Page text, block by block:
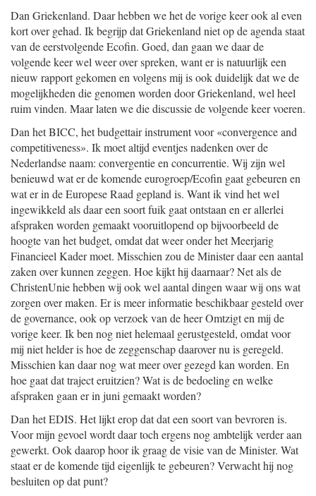
Dan Griekenland. Daar hebben we het de vorige keer ook al even
kort over gehad. Ik begrijp dat Griekenland niet op de agenda staat
van de eerstvolgende Ecofin. Goed, dan gaan we daar de
volgende keer wel weer over spreken, want er is natuurlijk een
nieuw rapport gekomen en volgens mij is ook duidelijk dat we de
mogelijkheden die genomen worden door Griekenland, wel heel
ruim vinden. Maar laten we die discussie de volgende keer voeren.
Dan het BICC, het budgettair instrument voor «convergence and
competitiveness». Ik moet altijd eventjes nadenken over de
Nederlandse naam: convergentie en concurrentie. Wij zijn wel
benieuwd wat er de komende eurogroep/Ecofin gaat gebeuren en
wat er in de Europese Raad gepland is. Want ik vind het wel
ingewikkeld als daar een soort fuik gaat ontstaan en er allerlei
afspraken worden gemaakt vooruitlopend op bijvoorbeeld de
hoogte van het budget, omdat dat weer onder het Meerjarig
Financieel Kader moet. Misschien zou de Minister daar een aantal
zaken over kunnen zeggen. Hoe kijkt hij daarnaar? Net als de
ChristenUnie hebben wij ook wel aantal dingen waar wij ons wat
zorgen over maken. Er is meer informatie beschikbaar gesteld over
de governance, ook op verzoek van de heer Omtzigt en mij de
vorige keer. Ik ben nog niet helemaal gerustgesteld, omdat voor
mij niet helder is hoe de zeggenschap daarover nu is geregeld.
Misschien kan daar nog wat meer over gezegd kan worden. En
hoe gaat dat traject eruitzien? Wat is de bedoeling en welke
afspraken gaan er in juni gemaakt worden?
Dan het EDIS. Het lijkt erop dat dat een soort van bevroren is.
Voor mijn gevoel wordt daar toch ergens nog ambtelijk verder aan
gewerkt. Ook daarop hoor ik graag de visie van de Minister. Wat
staat er de komende tijd eigenlijk te gebeuren? Verwacht hij nog
besluiten op dat punt?